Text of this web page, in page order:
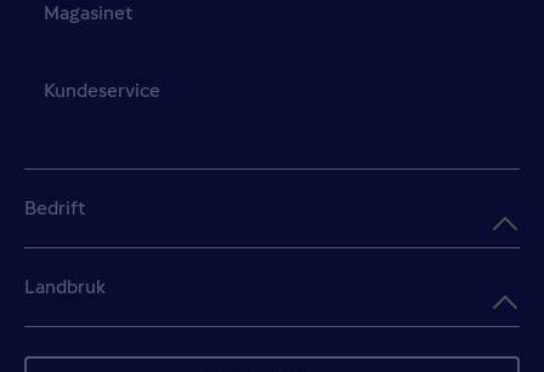
Magasinet
Kundeservice
Bedrift
Landbruk